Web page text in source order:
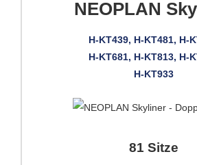
NEOPLAN
H-KT439, H-KT481, H-
H-KT681, H-KT813, H-
H-KT933
81 Sitze